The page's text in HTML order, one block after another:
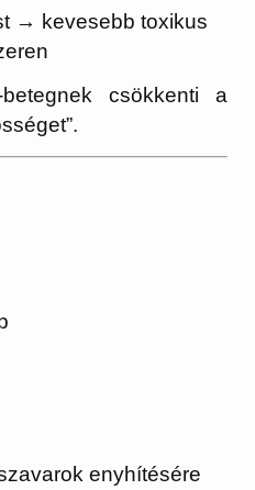
→ kevesebb toxikus
csökkenti a
enyhítésére